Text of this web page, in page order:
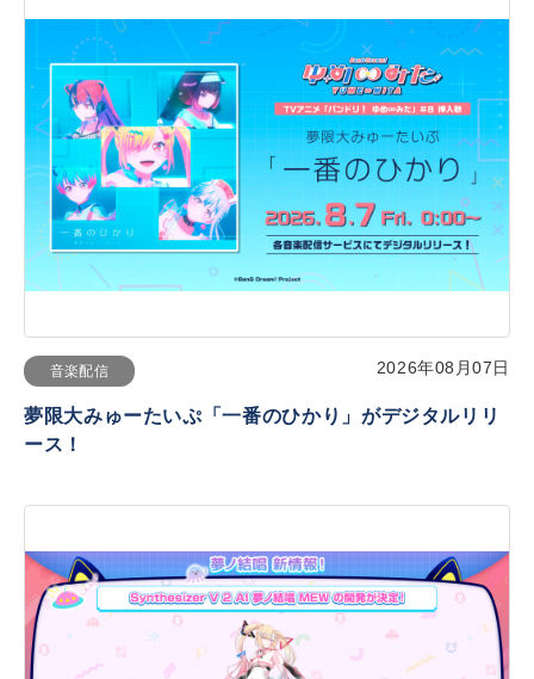
音楽配信 2026年08月07日
夢限大みゅーたいぷ「一番のひかり」がデジタルリリ
ース！